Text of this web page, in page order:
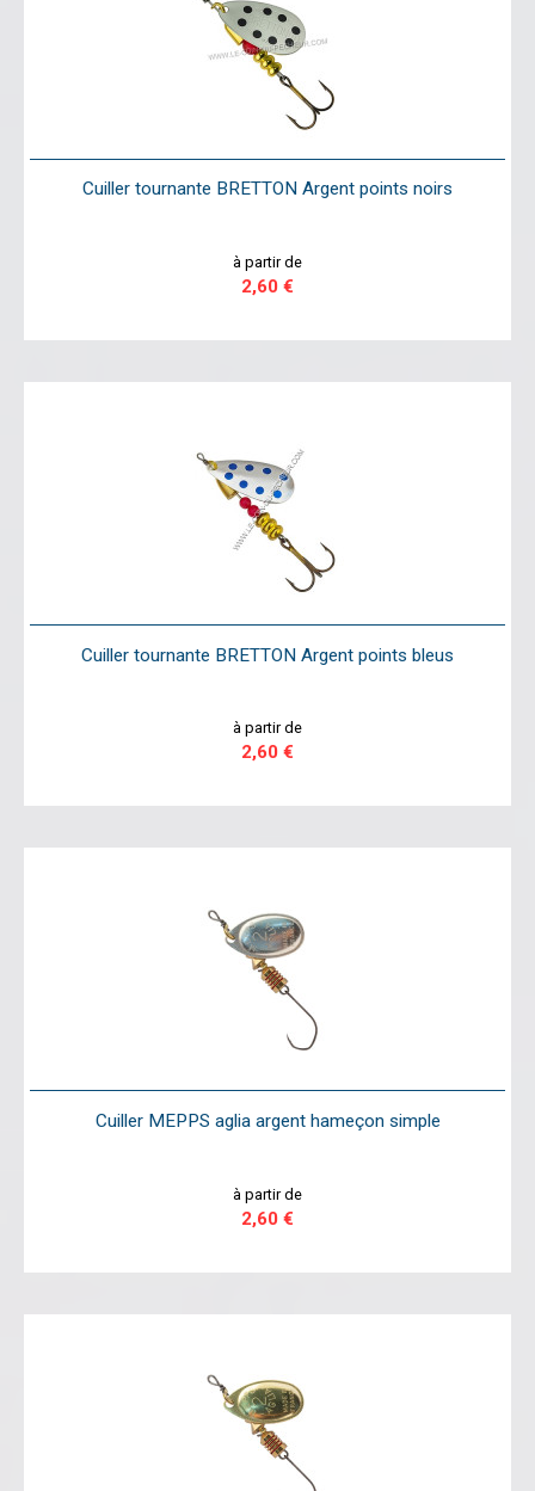
Cuiller tournante BRETTON Argent points noirs
à partir de
2,60 €
Cuiller tournante BRETTON Argent points bleus
à partir de
2,60 €
Cuiller MEPPS aglia argent hameçon simple
à partir de
2,60 €